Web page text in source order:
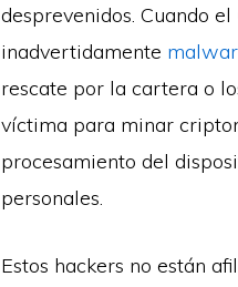
desprevenidos. Cuando
inadvertidamente
rescate por la cartera o
víctima para minar
procesamiento del
personales.
Estos hackers no están